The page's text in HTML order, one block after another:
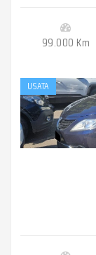
99.000 Km
USATA